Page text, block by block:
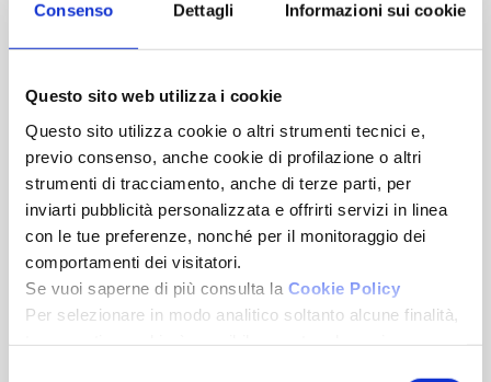
Consenso Dettagli Informazioni sui cookie
Questo sito web utilizza i cookie
Questo sito utilizza cookie o altri strumenti tecnici e,
previo consenso, anche cookie di profilazione o altri
strumenti di tracciamento, anche di terze parti, per
inviarti pubblicità personalizzata e offrirti servizi in linea
con le tue preferenze, nonché per il monitoraggio dei
comportamenti dei visitatori.
Se vuoi saperne di più consulta la Cookie Policy
Per selezionare in modo analitico soltanto alcune finalità,
21/05/2026
IL FUTURO DEI MUTUI PASSA DALLE SUCCESSIONI
15/05/2026
Pietra Ligure, il nuovo costruito supera le medie: bilocali
oltre i 7.000 euro al metro quadro
29/04/2026
AGAIN: la rete Fondocasa si ritrova, ancora